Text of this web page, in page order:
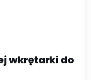
wkrętarki do